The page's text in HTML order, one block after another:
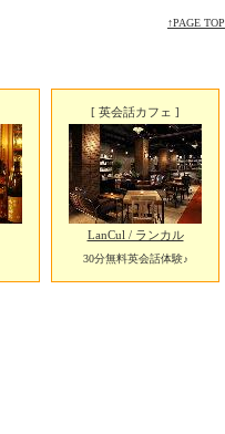
↑PAGE TOP
[ 英会話カフェ ]
LanCul / ランカル
30分無料英会話体験♪